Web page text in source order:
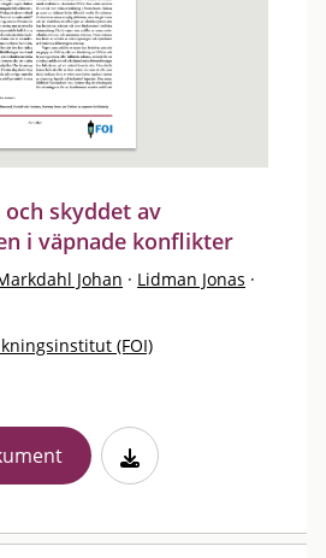
skyddet av
i väpnade konflikter
Johan · Lidman Jonas ·
(FOI)